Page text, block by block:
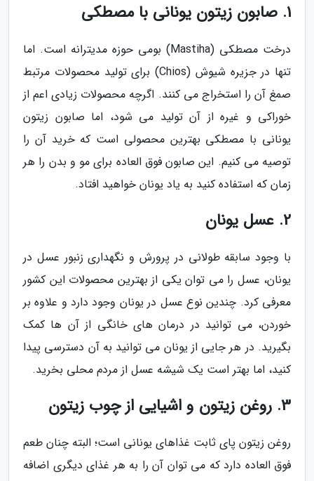
1. صابون زیتون یونانی با مصطکی
درخت مصطکی (Mastiha) بومی حوزه مدیترانه است. اما
تنها در جزیره شیوش (Chios) برای تولید محصولات مرتبط
صمغ آن را استخراج می کنند. اگرچه محصولات زیادی اعم از
خوراکی و غیره از آن تولید می شود، اما صابون زیتون
یونانی با مصطکی بهترین محصولی است که خرید آن را
توصیه می کنیم. این صابون فوق العاده برای مو و بدن را هر
زمان که استفاده کنید به یاد یونان خواهید افتاد.
2. عسل یونان
با وجود سابقه طولانی در پرورش و نگهداری زنبور عسل در
یونان، عسل را می توان یکی از بهترین محصولات این کشور
معرفی کرد. چندین نوع عسل در یونان وجود دارد و علاوه بر
خوردن، می توانید در درمان های خانگی از آن ها کمک
بگیرید. در هر جایی از یونان می توانید به آن دسترسی پیدا
کنید، اما بهتر است یک شیشه عسل از مردم محلی بخرید.
3. روغن زیتون و اشیایی از چوب زیتون
روغن زیتون پای ثابت غذاهای یونانی است؛ البته چنان طعم
فوق العاده دارد که می توان آن را به هر غذای دیگری اضافه